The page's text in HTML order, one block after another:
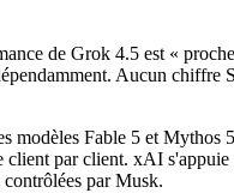
de Grok 4.5 est «
Aucun
modèles Fable 5 et
par client. xAI
par Musk.